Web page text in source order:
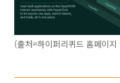
(출처=하이퍼리퀴드 홈페이지